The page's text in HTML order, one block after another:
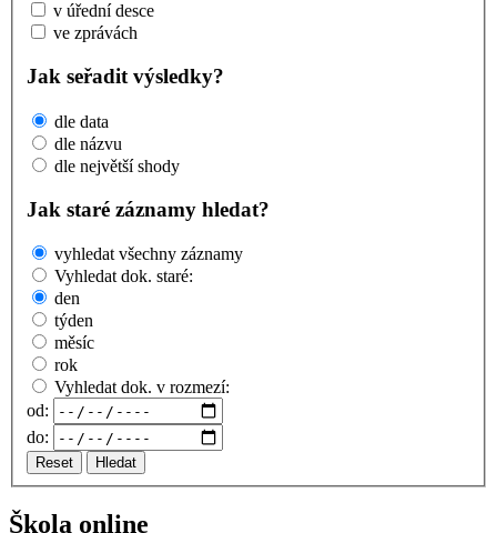
v úřední desce
ve zprávách
Jak seřadit výsledky?
dle data
dle názvu
dle největší shody
Jak staré záznamy hledat?
vyhledat všechny záznamy
Vyhledat dok. staré:
den
týden
měsíc
rok
Vyhledat dok. v rozmezí:
od:
do:
Reset Hledat
Škola online